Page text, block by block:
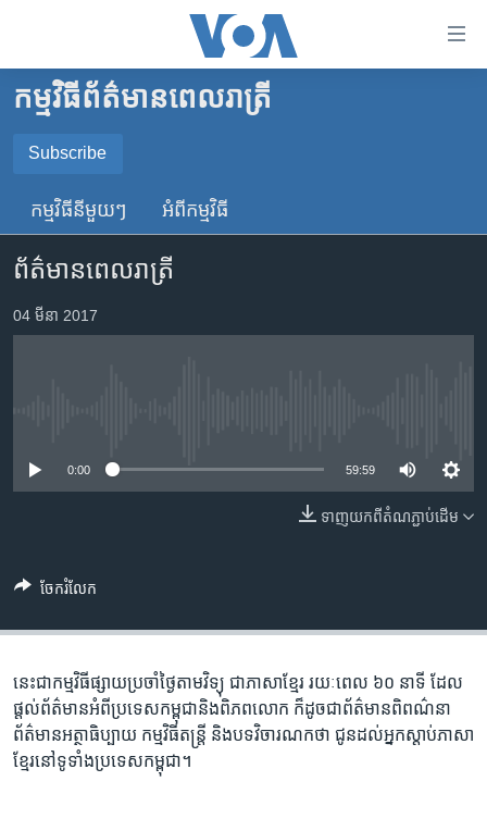
គេហទំព័រ​
ទាក់ទង
រំលង​
ទំព័រ​
ព័ត៌មាន​​
តែ​
ម្តង
រចនា
ចូល​
ស្វែង​
កម្ពុជា
អន្តរជាតិ
ចិន
ហេឡូវីអូអេ
កម្ពុជាច្នៃប្រតិដ្ឋ
កម្មវិធីទាំងអស់
បណ្តាញ​សង្គម
ភាសា
កម្មវិធី​ព័ត៌មាន​ពេលរាត្រី
Subscribe
SUBSCRIBE
YouTube Music
កម្មវិធី​នីមួយៗ អំពី​កម្មវិធី​
ព័ត៌មានពេលរាត្រី
04 មីនា 2017
0:00 59:59
ទាញ​យក​ពី​តំណភ្ជាប់​ដើម
ចែករំលែក
នេះ​ជា​កម្ម​វិធី​ផ្សាយ​ប្រចាំ​ថ្ងៃ​តាម​វិទ្យុ ​ជាភាសា​ខ្មែរ​ រយៈ​ពេល​ ៦០​ នាទី ដែល​
ផ្តល់​ព័ត៌មាន​អំពី​ប្រទេស​កម្ពុជា​និង​ពិភព​លោក ​ក៏ដូច​ជា​ព័ត៌មាន​ពិពណ៌នា
ព័ត៌មាន​អត្ថាធិប្បាយ​ កម្ម​វិធី​តន្ត្រី ​និង​បទ​វិចារណកថា​ ជូន​ដល់​អ្នក​ស្តាប់​ភាសា​
ខ្មែរ​នៅ​ទូទាំង​ប្រទេស​កម្ពុជា។